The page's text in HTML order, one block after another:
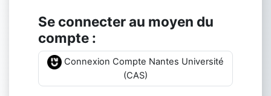
Se connecter au moyen du
compte :
Connexion Compte Nantes Université
(CAS)